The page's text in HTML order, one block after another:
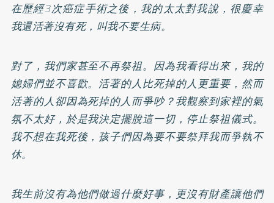
在歷經3次癌症手術之後，我的太太對我說，很慶幸
我還活著沒有死，叫我不要生病。
對了，我們家甚至不再祭祖。因為我看得出來，我的
媳婦們並不喜歡。活著的人比死掉的人更重要，然而
活著的人卻因為死掉的人而爭吵？我觀察到家裡的氣
氛不太好，於是我決定擺脫這一切，停止祭祖儀式。
我不想在我死後，孩子們因為要不要祭拜我而爭執不
休。
我生前沒有為他們做過什麼好事，更沒有財產讓他們